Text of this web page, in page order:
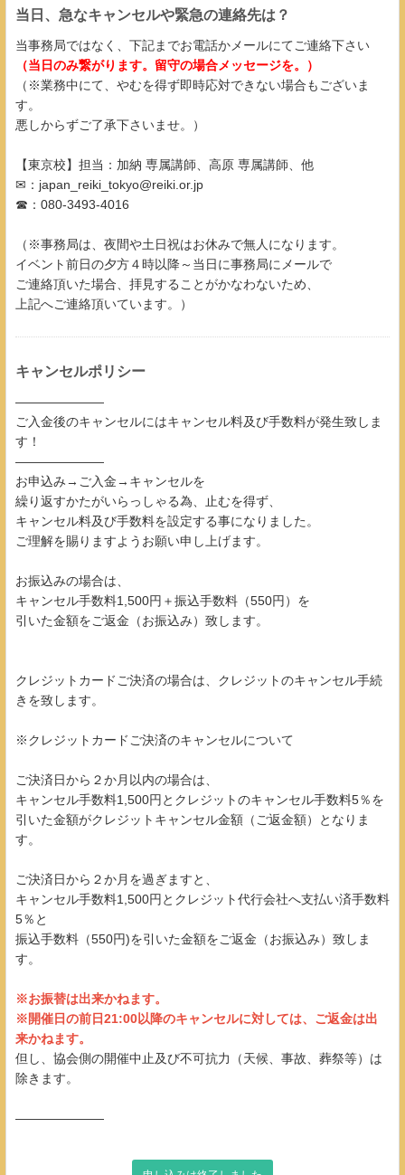
当日、急なキャンセルや緊急の連絡先は？
当事務局ではなく、下記までお電話かメールにてご連絡下さい
（当日のみ繋がります。留守の場合メッセージを。）
（※業務中にて、やむを得ず即時応対できない場合もございま
す。
悪しからずご了承下さいませ。）
【東京校】担当：加納 専属講師、高原 専属講師、他
✉：japan_reiki_tokyo@reiki.or.jp
☎：080-3493-4016
（※事務局は、夜間や土日祝はお休みで無人になります。
イベント前日の夕方４時以降～当日に事務局にメールで
ご連絡頂いた場合、拝見することがかなわないため、
上記へご連絡頂いています。）
キャンセルポリシー
―――――――
ご入金後のキャンセルにはキャンセル料及び手数料が発生致しま
す！
―――――――
お申込み→ご入金→キャンセルを
繰り返すかたがいらっしゃる為、止むを得ず、
キャンセル料及び手数料を設定する事になりました。
ご理解を賜りますようお願い申し上げます。
お振込みの場合は、
キャンセル手数料1,500円＋振込手数料（550円）を
引いた金額をご返金（お振込み）致します。
クレジットカードご決済の場合は、クレジットのキャンセル手続
きを致します。
※クレジットカードご決済のキャンセルについて
ご決済日から２か月以内の場合は、
キャンセル手数料1,500円とクレジットのキャンセル手数料5％を
引いた金額がクレジットキャンセル金額（ご返金額）となりま
す。
ご決済日から２か月を過ぎますと、
キャンセル手数料1,500円とクレジット代行会社へ支払い済手数料
5％と
振込手数料（550円)を引いた金額をご返金（お振込み）致しま
す。
※お振替は出来かねます。
※開催日の前日21:00以降のキャンセルに対しては、ご返金は出
来かねます。
但し、協会側の開催中止及び不可抗力（天候、事故、葬祭等）は
除きます。
―――――――